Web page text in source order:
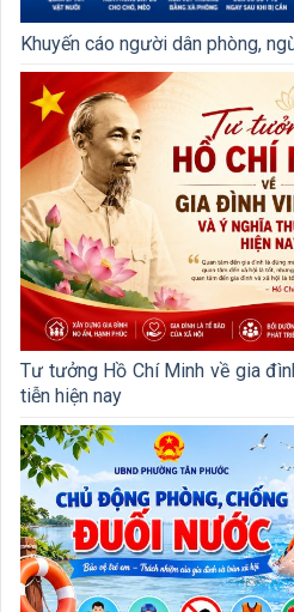
Khuyến cáo người dân phòng,
Tư tưởng Hồ Chí Minh về gia
tiễn hiện nay